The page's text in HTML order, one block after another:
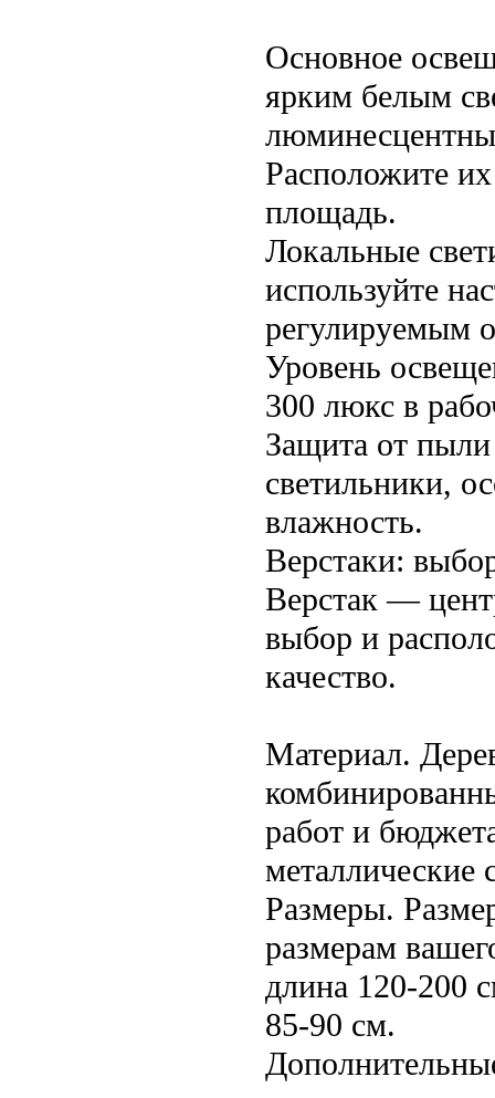
Основное
ярким белым
Расположите
площадь.
Локальные
используйте
регулируемым
Уровень
300 люкс в
Защита от пыли
светильники,
влажность.
Верстаки:
Верстак —
выбор и
качество.
Материал.
работ и
металлические
Размеры.
размерам
длина 120-200
85-90 см.